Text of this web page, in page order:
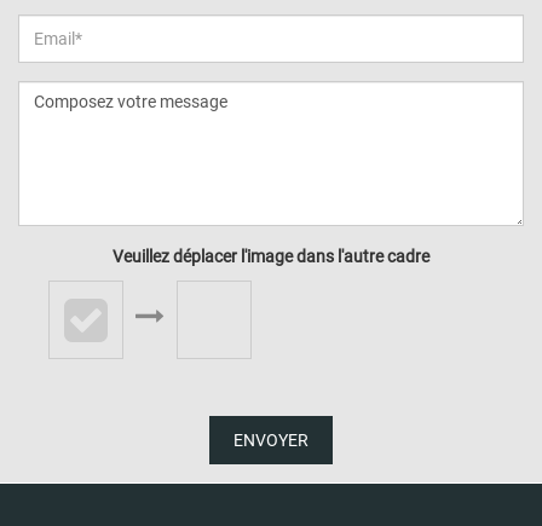
Veuillez déplacer l'image dans l'autre cadre
ENVOYER